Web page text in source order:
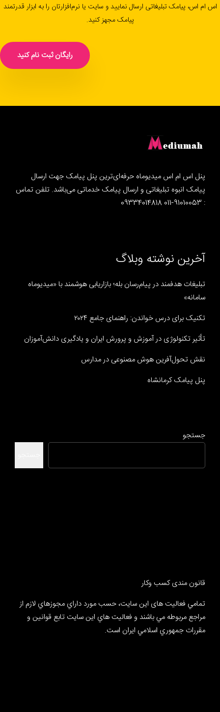
اس ام اس، پیامک تبلیغاتی ارسال نمایید و سایت یا نرم‌افزارتان را به ابزار قدرتمند
پیامک مجهز کنید.
رایگان ثبت نام کنید
پنل اس ام اس میدیوماه حرفه‌ای‌ترین پنل پیامک جهت ارسال
پیامک انبوه تبلیغاتی و ارسال پیامک خدماتی می‌باشد. تلفن تماس
: 91010053-011 09334014818
آخرین نوشته وبلاگ
تبلیغات هدفمند در پیام‌رسان بله؛ بازاریابی هوشمند با «میدیوماه
سامانه»
تکنیک برای درس خواندن: راهنمای جامع ۲۰۲۴
تأثیر تکنولوژی در آموزش و پرورش ایران و یادگیری دانش‌آموزان
نقش تحول‌آفرین هوش مصنوعی در مدارس
پنل پیامک کرمانشاه
جستجو
قانون مندی کسب وکار
تمامي فعالیت های این سایت، حسب مورد داراي مجوزهاي لازم از
مراجع مربوطه مي باشند و فعاليت هاي اين سايت تابع قوانين و
مقررات جمهوري اسلامي ايران است.